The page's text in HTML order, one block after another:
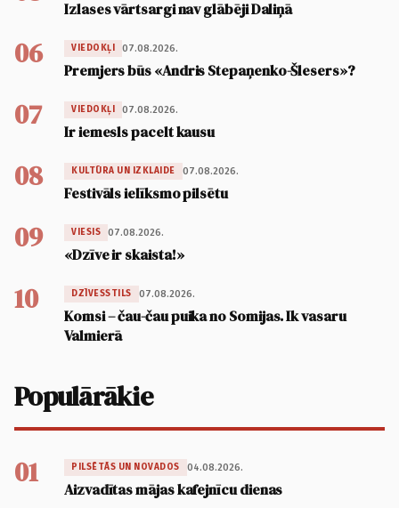
Izlases vārtsargi nav glābēji Daliņā
06 VIEDOKĻI 07.08.2026.
Premjers būs «Andris Stepaņenko-Šlesers»?
07 VIEDOKĻI 07.08.2026.
Ir iemesls pacelt kausu
08 KULTŪRA UN IZKLAIDE 07.08.2026.
Festivāls ielīksmo pilsētu
09 VIESIS 07.08.2026.
«Dzīve ir skaista!»
10 DZĪVESSTILS 07.08.2026.
Komsi – čau-čau puika no Somijas. Ik vasaru
Valmierā
Populārākie
01 PILSĒTĀS UN NOVADOS 04.08.2026.
Aizvadītas mājas kafejnīcu dienas